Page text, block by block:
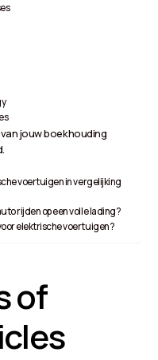
jouw boekhouding
voertuigen in vergelijking
rijden op een volle lading?
elektrische voertuigen?
of